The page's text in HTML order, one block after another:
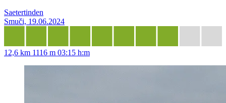
Saetertinden
Smuči, 19.06.2024
12,6 km 1116 m 03:15 h:m